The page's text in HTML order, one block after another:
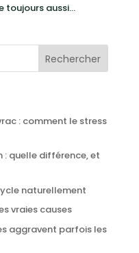
toujours aussi...
Rechercher
: comment le stress
quelle différence, et
naturellement
vraies causes
aggravent parfois les